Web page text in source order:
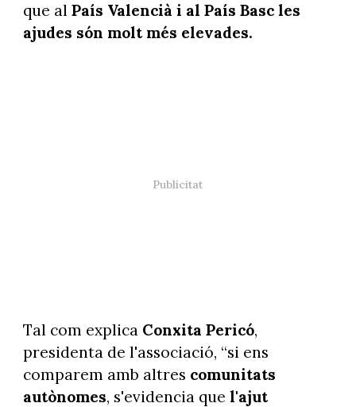
que al País Valencià i al País Basc les
ajudes són molt més elevades.
Tal com explica Conxita Pericó,
presidenta de l'associació, “si ens
comparem amb altres comunitats
autònomes, s'evidencia que l'ajut